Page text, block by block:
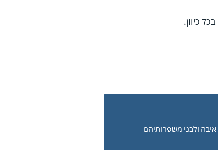
איבה ולבני משפחותיהם